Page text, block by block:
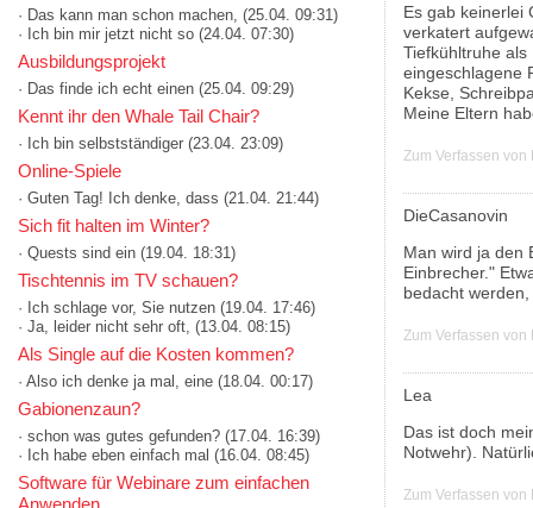
· Das kann man schon machen, (25.04. 09:31)
· Ich bin mir jetzt nicht so (24.04. 07:30)
Ausbildungsprojekt
· Das finde ich echt einen (25.04. 09:29)
Kennt ihr den Whale Tail Chair?
· Ich bin selbstständiger (23.04. 23:09)
Online-Spiele
· Guten Tag! Ich denke, dass (21.04. 21:44)
Sich fit halten im Winter?
· Quests sind ein (19.04. 18:31)
Tischtennis im TV schauen?
· Ich schlage vor, Sie nutzen (19.04. 17:46)
· Ja, leider nicht sehr oft, (13.04. 08:15)
Als Single auf die Kosten kommen?
· Also ich denke ja mal, eine (18.04. 00:17)
Gabionenzaun?
· schon was gutes gefunden? (17.04. 16:39)
· Ich habe eben einfach mal (16.04. 08:45)
Software für Webinare zum einfachen
Anwenden
Es gab keinerlei
verkatert
Tiefkühltruhe als
eingeschlagene
Kekse,
Meine Eltern
Zum Verfassen
DieCasanovin
Man wird ja den
Einbrecher."
bedacht
Zum Verfassen
Lea
Das ist doch
Notwehr).
Zum Verfassen